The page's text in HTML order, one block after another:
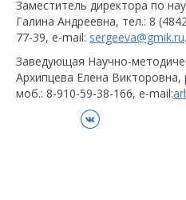
Заместитель директора по
Галина Андреевна, тел.: 8
77-39, e-mail: sergeeva@gmik.ru.
Заведующая Научно-
Архипцева Елена Викторовна,
моб.: 8-910-59-38-166, e-mail:
ВКонтакте